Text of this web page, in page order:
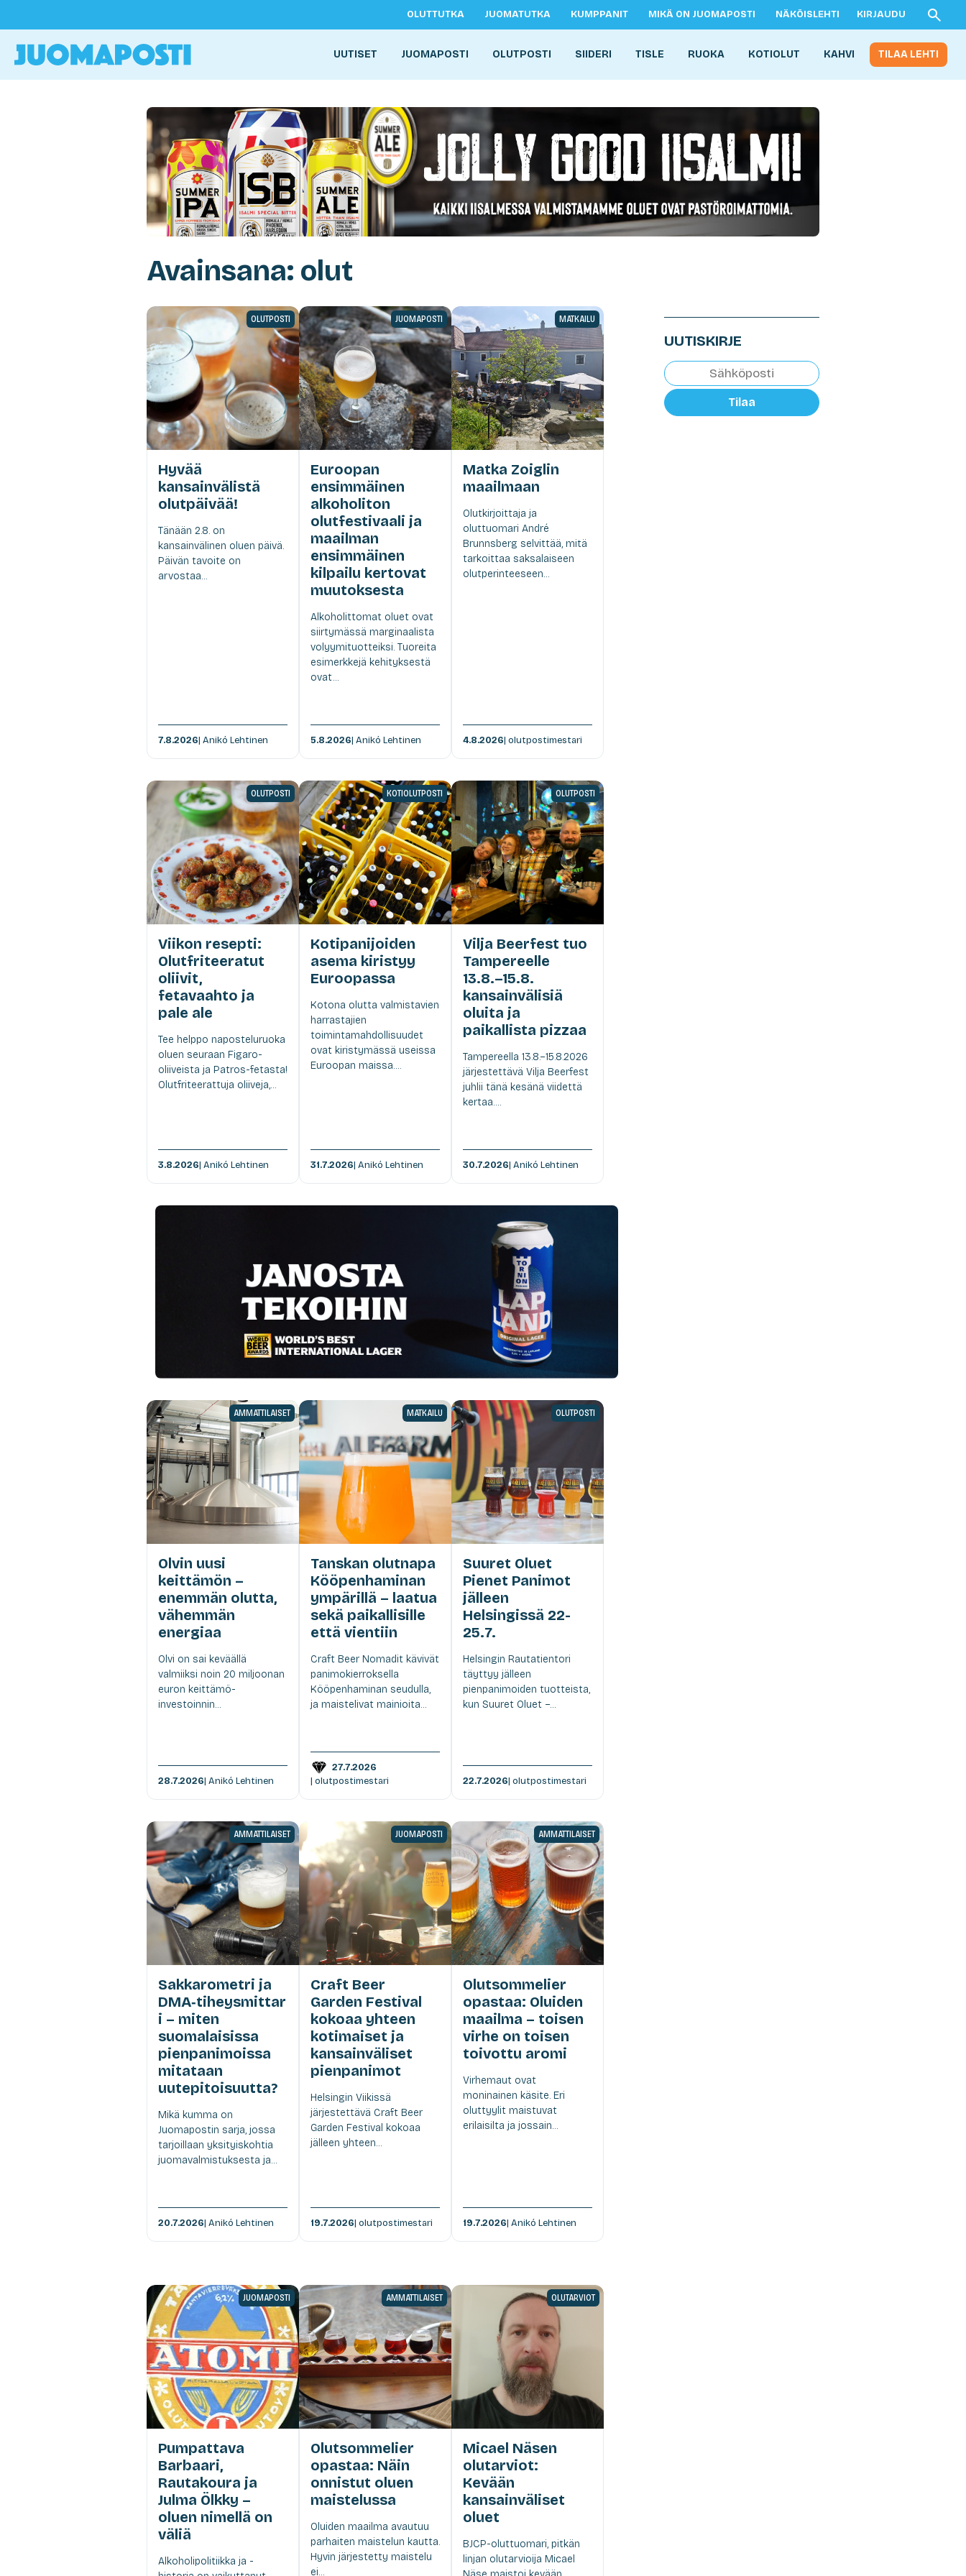
OLUTTUTKA JUOMATUTKA KUMPPANIT MIKÄ ON JUOMAPOSTI NÄKÖISLEHTI KIRJAUDU
UUTISET JUOMAPOSTI OLUTPOSTI SIIDERI TISLE RUOKA KOTIOLUT KAHVI TILAA LEHTI
Avainsana: olut
OLUTPOSTI
Hyvää
kansainvälistä
olutpäivää!
Tänään 2.8. on
kansainvälinen oluen päivä.
Päivän tavoite on
arvostaa...
7.8.2026| Anikó Lehtinen
JUOMAPOSTI
Euroopan
ensimmäinen
alkoholiton
olutfestivaali ja
maailman
ensimmäinen
kilpailu kertovat
muutoksesta
Alkoholittomat oluet ovat
siirtymässä marginaalista
volyymituotteiksi. Tuoreita
esimerkkejä kehityksestä
ovat...
5.8.2026| Anikó Lehtinen
MATKAILU
Matka Zoiglin
maailmaan
Olutkirjoittaja ja
oluttuomari André
Brunnsberg selvittää, mitä
tarkoittaa saksalaiseen
olutperinteeseen...
4.8.2026| olutpostimestari
OLUTPOSTI
Viikon resepti:
Olutfriteeratut
oliivit,
fetavaahto ja
pale ale
Tee helppo naposteluruoka
oluen seuraan Figaro-
oliiveista ja Patros-fetasta!
Olutfriteerattuja oliiveja,...
3.8.2026| Anikó Lehtinen
KOTIOLUTPOSTI
Kotipanijoiden
asema kiristyy
Euroopassa
Kotona olutta valmistavien
harrastajien
toimintamahdollisuudet
ovat kiristymässä useissa
Euroopan maissa....
31.7.2026| Anikó Lehtinen
OLUTPOSTI
Vilja Beerfest tuo
Tampereelle
13.8.–15.8.
kansainvälisiä
oluita ja
paikallista pizzaa
Tampereella 13.8.–15.8.2026
järjestettävä Vilja Beerfest
juhlii tänä kesänä viidettä
kertaa....
30.7.2026| Anikó Lehtinen
AMMATTILAISET
Olvin uusi
keittämön –
enemmän olutta,
vähemmän
energiaa
Olvi on sai keväällä
valmiiksi noin 20 miljoonan
euron keittämö-
investoinnin...
28.7.2026| Anikó Lehtinen
MATKAILU
Tanskan olutnapa
Kööpenhaminan
ympärillä – laatua
sekä paikallisille
että vientiin
Craft Beer Nomadit kävivät
panimokierroksella
Kööpenhaminan seudulla,
ja maistelivat mainioita...
27.7.2026
| olutpostimestari
OLUTPOSTI
Suuret Oluet
Pienet Panimot
jälleen
Helsingissä 22-
25.7.
Helsingin Rautatientori
täyttyy jälleen
pienpanimoiden tuotteista,
kun Suuret Oluet –...
22.7.2026| olutpostimestari
AMMATTILAISET
Sakkarometri ja
DMA‑tiheysmittar
i – miten
suomalaisissa
pienpanimoissa
mitataan
uutepitoisuutta?
Mikä kumma on
Juomapostin sarja, jossa
tarjoillaan yksityiskohtia
juomavalmistuksesta ja...
20.7.2026| Anikó Lehtinen
JUOMAPOSTI
Craft Beer
Garden Festival
kokoaa yhteen
kotimaiset ja
kansainväliset
pienpanimot
Helsingin Viikissä
järjestettävä Craft Beer
Garden Festival kokoaa
jälleen yhteen...
19.7.2026| olutpostimestari
AMMATTILAISET
Olutsommelier
opastaa: Oluiden
maailma – toisen
virhe on toisen
toivottu aromi
Virhemaut ovat
moninainen käsite. Eri
oluttyylit maistuvat
erilaisilta ja jossain...
19.7.2026| Anikó Lehtinen
JUOMAPOSTI
Pumpattava
Barbaari,
Rautakoura ja
Julma Ölkky –
oluen nimellä on
väliä
Alkoholipolitiikka ja -
AMMATTILAISET
Olutsommelier
opastaa: Näin
onnistut oluen
maistelussa
Oluiden maailma avautuu
parhaiten maistelun kautta.
Hyvin järjestetty maistelu
ei...
OLUTARVIOT
Micael Näsen
olutarviot:
Kevään
kansainväliset
oluet
BJCP-oluttuomari, pitkän
linjan olutarvioija Micael
UUTISKIRJE
Tilaa